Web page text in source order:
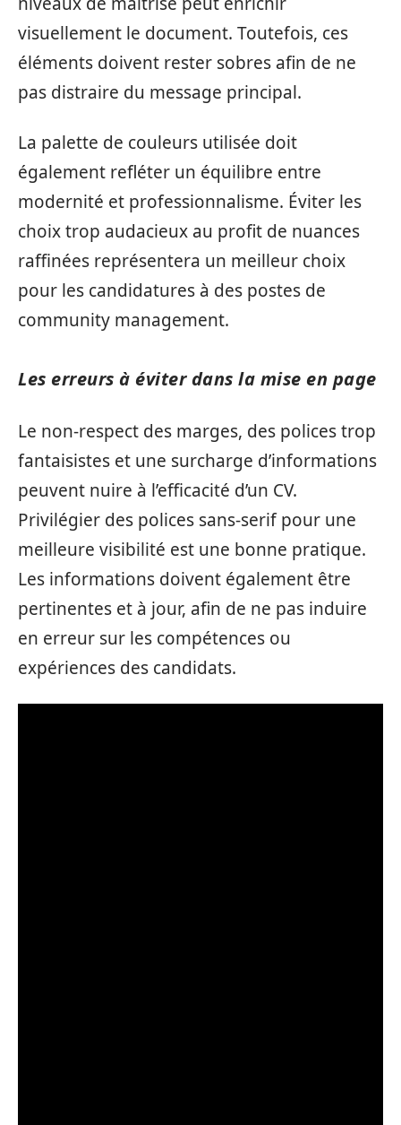
visuellement le document. Toutefois, ces
éléments doivent rester sobres afin de ne
pas distraire du message principal.
La palette de couleurs utilisée doit
également refléter un équilibre entre
modernité et professionnalisme. Éviter les
choix trop audacieux au profit de nuances
raffinées représentera un meilleur choix
pour les candidatures à des postes de
community management.
Les erreurs à éviter dans la mise en page
Le non-respect des marges, des polices trop
fantaisistes et une surcharge d’informations
peuvent nuire à l’efficacité d’un CV.
Privilégier des polices sans-serif pour une
meilleure visibilité est une bonne pratique.
Les informations doivent également être
pertinentes et à jour, afin de ne pas induire
en erreur sur les compétences ou
expériences des candidats.